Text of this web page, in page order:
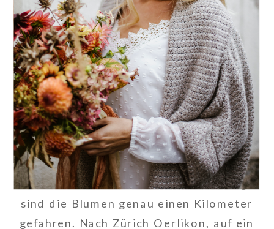
Zum ersten Mal von Slowflowers gehört,
habe ich durch Maja Bartholet und ihr
Label Fleuraissance. Sie gehörte zu den
ersten Farmer-Floristinnen in der
Schweiz und zog ihre Blumen in ihrem
Stadtgarten in Zürich-Seebach. Ob
Brautstrauss, Blumenkranz oder
Tischgesteck, die Zutaten kamen frisch
aus dem Garten. Für dieses Shooting
sind die Blumen genau einen Kilometer
gefahren. Nach Zürich Oerlikon, auf ein